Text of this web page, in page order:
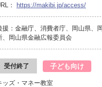
：
https://makibi.jp/access/
援：金融庁、消費者庁、岡山県、
、岡山県金融広報委員会
受付終了 子ども向け
ッズ・マネー教室